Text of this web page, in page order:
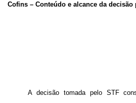
Cofins – Conteúdo e alcance da decisão
A decisão tomada pelo STF